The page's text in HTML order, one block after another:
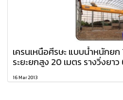
เครนเหนือศีรษะ แบบน้ำหนักยก
ระยะยกสูง 20 เมตร รางวิ่งยาว
16 Mar 2013